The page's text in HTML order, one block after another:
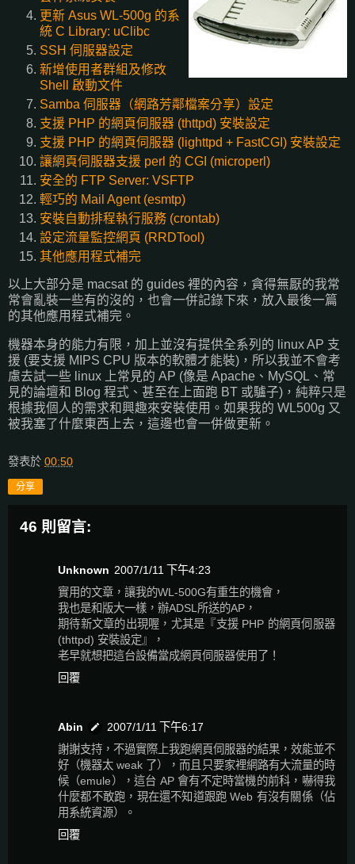
更新 Asus WL-500g 的系
統 C Library: uClibc
SSH 伺服器設定
新增使用者群組及修改
Shell 啟動文件
Samba 伺服器（網路芳鄰檔案分享）設定
支援 PHP 的網頁伺服器 (thttpd) 安裝設定
支援 PHP 的網頁伺服器 (lighttpd + FastCGI) 安裝設定
讓網頁伺服器支援 perl 的 CGI (microperl)
安全的 FTP Server: VSFTP
輕巧的 Mail Agent (esmtp)
安裝自動排程執行服務 (crontab)
設定流量監控網頁 (RRDTool)
其他應用程式補完
以上大部分是 macsat 的 guides 裡的內容，貪得無厭的我常
常會亂裝一些有的沒的，也會一併記錄下來，放入最後一篇
的其他應用程式補完。
機器本身的能力有限，加上並沒有提供全系列的 linux AP 支
援 (要支援 MIPS CPU 版本的軟體才能裝)，所以我並不會考
慮去試一些 linux 上常見的 AP (像是 Apache、MySQL、常
見的論壇和 Blog 程式、甚至在上面跑 BT 或驢子)，純粹只是
根據我個人的需求和興趣來安裝使用。如果我的 WL500g 又
被我塞了什麼東西上去，這邊也會一併做更新。
發表於 00:50
分享
46 則留言:
Unknown 2007/1/11 下午4:23
實用的文章，讓我的WL-500G有重生的機會，
我也是和版大一樣，辦ADSL所送的AP，
期待新文章的出現喔，尤其是『支援 PHP 的網頁伺服器
(thttpd) 安裝設定』，
老早就想把這台設備當成網頁伺服器使用了！
回覆
Abin
2007/1/11 下午6:17
謝謝支持，不過實際上我跑網頁伺服器的結果，效能並不
好（機器太 weak 了），而且只要家裡網路有大流量的時
候（emule），這台 AP 會有不定時當機的前科，嚇得我
什麼都不敢跑，現在還不知道跟跑 Web 有沒有關係（佔
用系統資源）。
回覆